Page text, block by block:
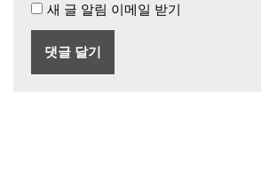
새 글 알림 이메일 받기